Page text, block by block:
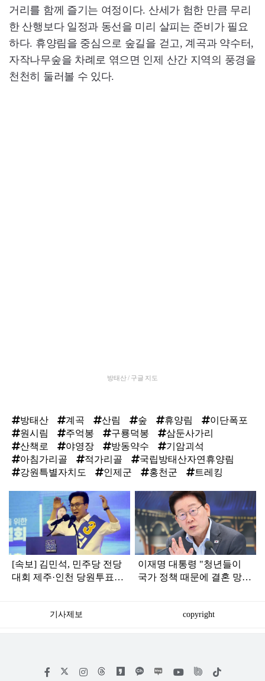
거리를 함께 즐기는 여정이다. 산세가 험한 만큼 무리
한 산행보다 일정과 동선을 미리 살피는 준비가 필요
하다. 휴양림을 중심으로 숲길을 걷고, 계곡과 약수터,
자작나무숲을 차례로 엮으면 인제 산간 지역의 풍경을
천천히 둘러볼 수 있다.
방태산 / 구글 지도
방태산 계곡 산림 숲 휴양림
이단폭포
원시림
주억봉 구룡덕봉
삼둔사가리
산책로
야영장 방동약수
기암괴석
아침가리골
적가리골
국립방태산자연휴양림
강원특별자치도
인제군 홍천군 트레킹
인
[속보] 김민석, 민주당 전당
대회 제주·인천 당원투표서
이재명 대통령 "청년들이
국가 정책 때문에 결혼 망설
기사제보 copyright
페
인
위
틱